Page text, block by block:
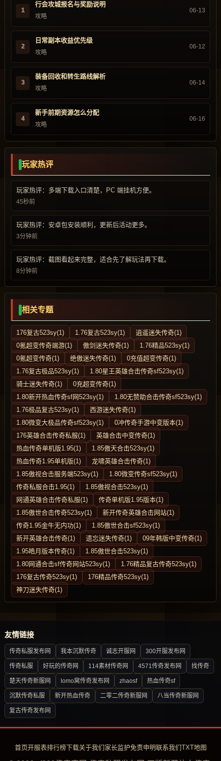
1
行会攻城报名与奖励说明
攻略
06-13
2
日常副本收益优先级
攻略
06-12
3
装备回收和转生路线解析
攻略
06-14
4
新手前期资源怎么分配
攻略
06-16
玩家热评
玩家热评：多端下载入口清楚，PC 端挂机方便。
45秒前
玩家热评：安卓包安装顺利，更新后活动更多。
3分钟前
玩家热评：截图看起来完整，适合先了解玩法再下载。
8分钟前
相关专题
176复古523sy(1) 1.76复古523sy(1)
逍遥迷失传奇(1)
0氪超变传奇端游(1)
傲剑迷失传奇(1)
1.76精品523sy(1)
0氪超变传奇(1)
绝傲迷失传奇(1)
0充值超变传奇(1)
1.76复古极品523sy(1)
1.80星王英雄合击传奇sf523sy(1)
骑士迷失传奇(1)
0充超变传奇(1)
1.80新开热血传奇sf网523sy(1)
1.80无赞助合击传奇sf523sy(1)
1.76极品复古523sy(1)
西游迷失传奇(1)
1.80微变大极品传奇sf523sy(1)
0冲传奇手游中变版本(1)
176英雄合击传奇私服(1)
英雄合击中变传奇(1)
热血传奇单机版1.95(1)
1.85傲天合击523sy(1)
热血传奇1.95单机版(1)
龙啸英雄合击传奇(1)
1.85傲视合击服务端523sy(1)
1.80微变传奇sf523sy(1)
传奇私服合击1.95(1)
1.85傲视合击523sy(1)
网通英雄合击传奇私服(1)
传奇单机版1.95版本(1)
1.85傲世合击传奇523sy(1)
新开传奇英雄合击网站(1)
传奇1.95金牛无内功(1)
1.85傲世合击sf523sy(1)
新开英雄合击传奇(1)
遗忘迷失传奇(1)
09年韩版中变传奇(1)
1.95皓月版本传奇(1)
1.85傲世合击523sy(1)
1.80网通合击sf传奇网站523sy(1)
1.76精品复古传奇523sy(1)
176复古传奇523sy(1)
176精品传奇523sy(1)
神刀迷失传奇(1)
友情链接
传奇私服发布网 我本沉默传奇 诚志开服网 300开服发布网
传奇私服 好玩的传奇网 114素材传奇网 4571传奇发布网 找传奇
楚天传奇新服网 lomo窝传奇发布网 zhaosf 热血传奇sf
沉默传奇私服 新开热血传奇 二零二传奇新服网 八当传奇新服网
复古传奇发布网
首页开服表排行榜下载关于我们 家长监护免责申明联系我们TXT地图